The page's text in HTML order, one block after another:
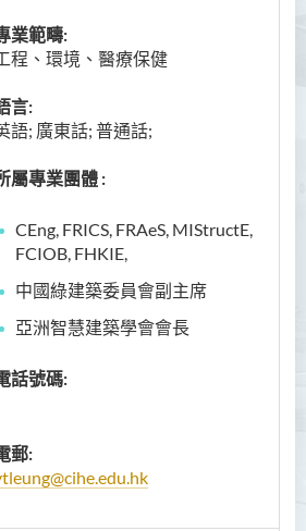
業範疇:
程、環境、醫療保健
言:
語; 廣東話; 普通話;
屬專業團體 :
CEng, FRICS, FRAeS, MIStructE,
FCIOB, FHKIE,
中國綠建築委員會副主席
亞洲智慧建築學會會長
話號碼:
郵: